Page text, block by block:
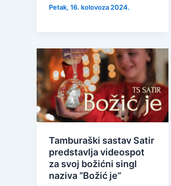
Petak, 16. kolovoza 2024.
Tamburaški sastav Satir
predstavlja videospot
za svoj božićni singl
naziva “Božić je”